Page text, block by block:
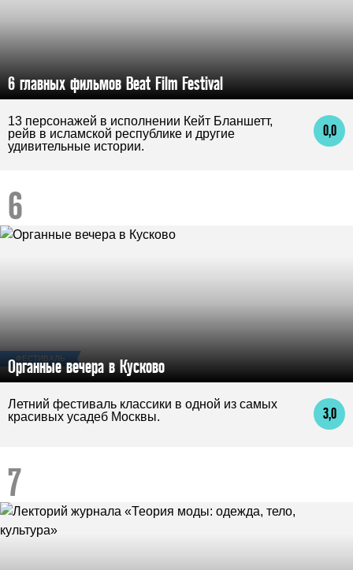
6 главных фильмов Beat Film Festival
0,0
13 персонажей в исполнении Кейт Бланшетт,
рейв в исламской республике и другие
удивительные истории.
ФЕСТИВАЛЬ
Органные вечера в Кусково
3,0
Летний фестиваль классики в одной из самых
красивых усадеб Москвы.